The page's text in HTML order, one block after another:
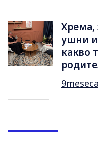
Хрема,
ушни
какво